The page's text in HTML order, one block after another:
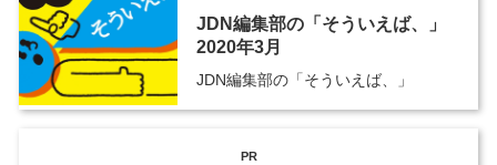
JDN編集部の「そういえば、」
2020年3月
JDN編集部の「そういえば、」
PR